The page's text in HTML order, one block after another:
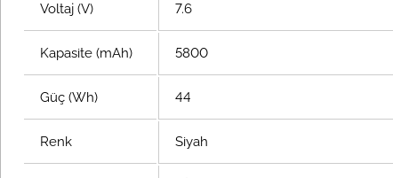
Voltaj (V) 7.6
Kapasite (mAh) 5800
Güç (Wh) 44
Renk Siyah